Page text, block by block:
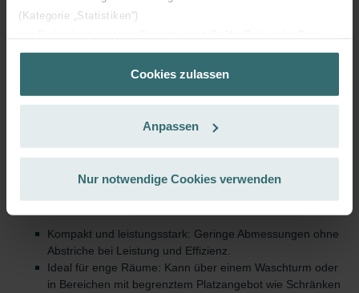
(Kategorie „Statistiken“)
(Kategorie „Marketing“)
Über „Details zeigen“ bzw. die Datenschutzerklärung erhalten
Sie weitere Informationen. Durch die Auswahl der Kategorie
der Auswahl von „Statistiken“ willigen Sie ein, dass wir Ihren
Besuchsverlauf auf unserer Website verwenden, um Ihnen die
maßgeschneiderte Informationen basierend auf Ihren Interessen
widerrufen.
Datenschutzerklärung der Zehnder Group
Cookies zulassen
Anpassen
Nur notwendige Cookies verwenden
Mehr erfahren über Salla
Kompakt und leistungsstark: Geringe Abmessungen ohne
Abstriche bei Leistung und Effizienz.
Ideal für enge Räume: Kann über einem Waschturm oder
in Bereichen mit begrenztem Platzangebot wie Schränken